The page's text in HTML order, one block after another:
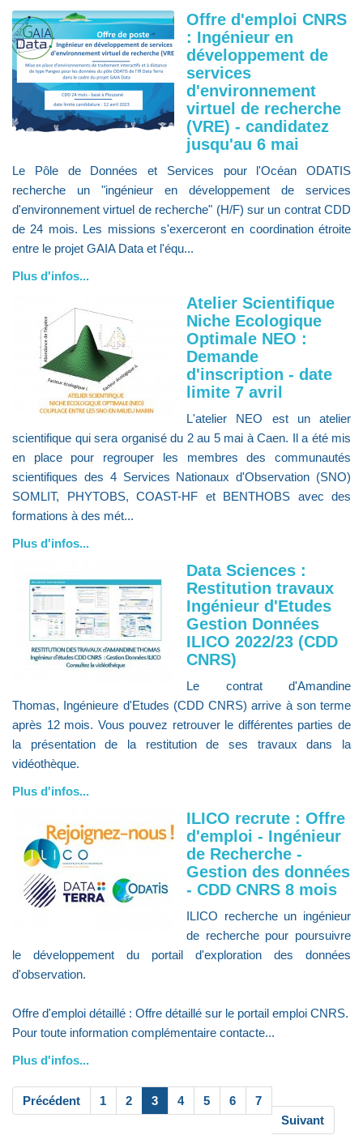
Offre d'emploi CNRS
: Ingénieur en
développement de
services
d'environnement
virtuel de recherche
(VRE) - candidatez
jusqu'au 6 mai
Le Pôle de Données et Services pour l'Océan ODATIS
recherche un "ingénieur en développement de services
d'environnement virtuel de recherche" (H/F) sur un contrat CDD
de 24 mois. Les missions s'exerceront en coordination étroite
entre le projet GAIA Data et l'équ...
Plus d'infos...
Atelier Scientifique
Niche Ecologique
Optimale NEO :
Demande
d'inscription - date
limite 7 avril
L'atelier NEO est un atelier
scientifique qui sera organisé du 2 au 5 mai à Caen. Il a été mis
en place pour regrouper les membres des communautés
scientifiques des 4 Services Nationaux d'Observation (SNO)
SOMLIT, PHYTOBS, COAST-HF et BENTHOBS avec des
formations à des mét...
Plus d'infos...
Data Sciences :
Restitution travaux
Ingénieur d'Etudes
Gestion Données
ILICO 2022/23 (CDD
CNRS)
Le contrat d'Amandine
Thomas, Ingénieure d'Etudes (CDD CNRS) arrive à son terme
après 12 mois. Vous pouvez retrouver le différentes parties de
la présentation de la restitution de ses travaux dans la
vidéothèque.
Plus d'infos...
ILICO recrute : Offre
d'emploi - Ingénieur
de Recherche -
Gestion des données
- CDD CNRS 8 mois
ILICO recherche un ingénieur
de recherche pour poursuivre
le développement du portail d'exploration des données
d'observation.
Offre d'emploi détaillé : Offre détaillé sur le portail emploi CNRS.
Pour toute information complémentaire contacte...
Plus d'infos...
Précédent 1 2 3 4 5 6
7
Suivant